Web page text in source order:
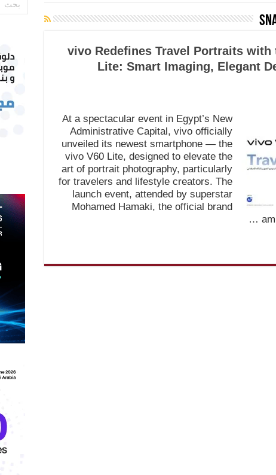
vivo Redefines Travel Portraits with
Lite: Smart Imaging, Elegant
At a spectacular event in Egypt’s New
Administrative Capital, vivo officially
unveiled its newest smartphone — the
vivo V60 Lite, designed to elevate the
art of portrait photography, particularly
for travelers and lifestyle creators. The
launch event, attended by superstar
Mohamed Hamaki, the official brand